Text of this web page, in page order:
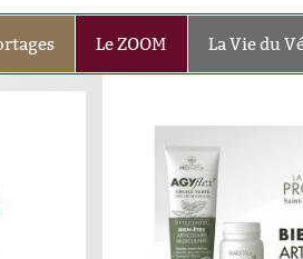
Le ZOOM La Vie du